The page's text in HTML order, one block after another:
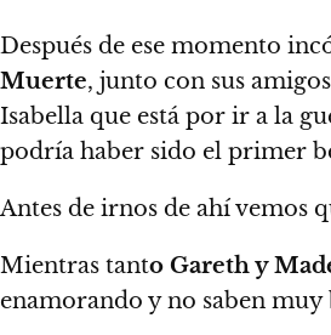
Después de ese momento
Muerte, junto con sus
Isabella que está por ir a la
podría haber sido el primer
Antes de irnos de ahí vemos
Mientras tanto Gareth y
enamorando y no saben muy